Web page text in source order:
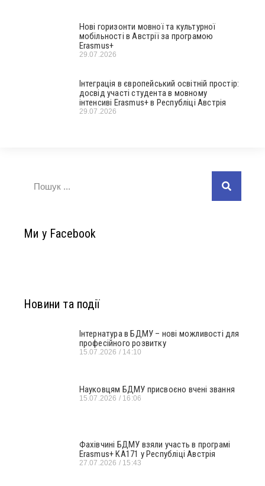
Нові горизонти мовної та культурної
мобільності в Австрії за програмою
Erasmus+
29.07.2026
Інтеграція в європейський освітній простір:
досвід участі студента в мовному
інтенсиві Erasmus+ в Республіці Австрія
29.07.2026
Ми у Facebook
Новини та події
Інтернатура в БДМУ – нові можливості для
професійного розвитку
15.07.2026 14:10
Науковцям БДМУ присвоєно вчені звання
15.07.2026 16:06
Фахівчині БДМУ взяли участь в програмі
Erasmus+ KA171 у Республіці Австрія
27.07.2026 15:43